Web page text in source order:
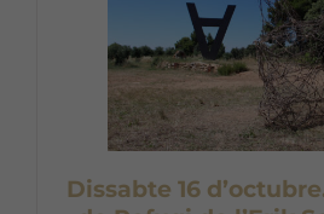
Dissabte 16